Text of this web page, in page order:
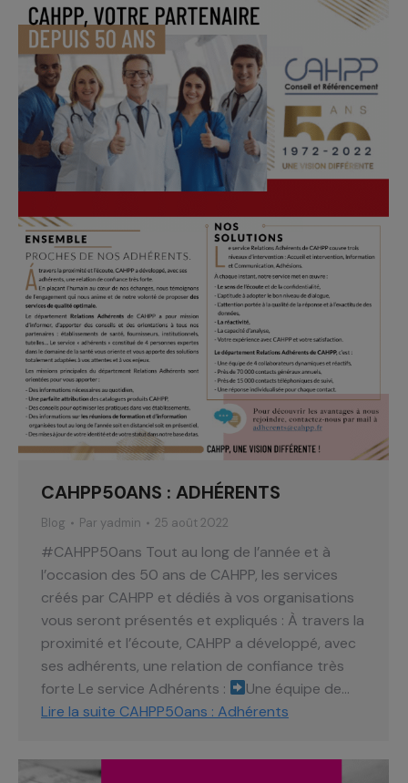
CAHPP50ANS : ADHÉRENTS
Blog Par yadmin 25 août 2022
#CAHPP50ans Tout au long de l’année et à
l’occasion des 50 ans de CAHPP, les services
créés par CAHPP et dédiés à vos organisations
vous seront présentés et expliqués : À travers la
proximité et l’écoute, CAHPP a développé, avec
ses adhérents, une relation de confiance très
forte Le service Adhérents :
Une équipe de…
Lire la suite CAHPP50ans : Adhérents